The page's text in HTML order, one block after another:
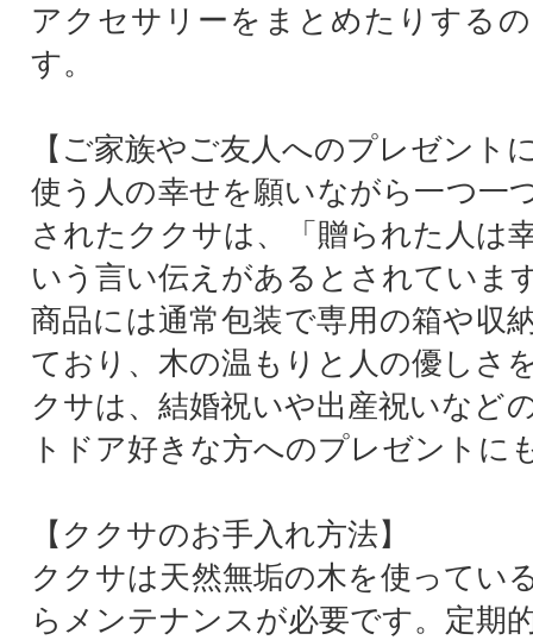
アクセサリーをまとめたりする
す。
【ご家族やご友人へのプレゼント
使う人の幸せを願いながら一つ一
されたククサは、「贈られた人は
いう言い伝えがあるとされていま
商品には通常包装で専用の箱や収
ており、木の温もりと人の優しさ
クサは、結婚祝いや出産祝いなど
トドア好きな方へのプレゼントに
【ククサのお手入れ方法】
ククサは天然無垢の木を使ってい
らメンテナンスが必要です。定期